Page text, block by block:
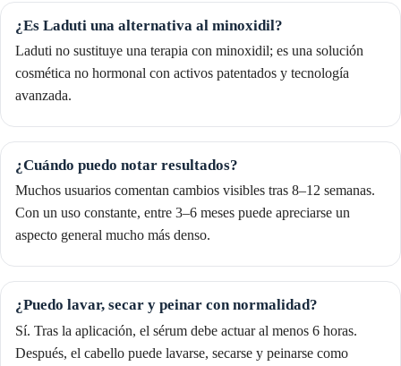
¿Es Laduti una alternativa al minoxidil?
Laduti no sustituye una terapia con minoxidil; es una solución
cosmética no hormonal con activos patentados y tecnología
avanzada.
¿Cuándo puedo notar resultados?
Muchos usuarios comentan cambios visibles tras 8–12 semanas.
Con un uso constante, entre 3–6 meses puede apreciarse un
aspecto general mucho más denso.
¿Puedo lavar, secar y peinar con normalidad?
Sí. Tras la aplicación, el sérum debe actuar al menos 6 horas.
Después, el cabello puede lavarse, secarse y peinarse como